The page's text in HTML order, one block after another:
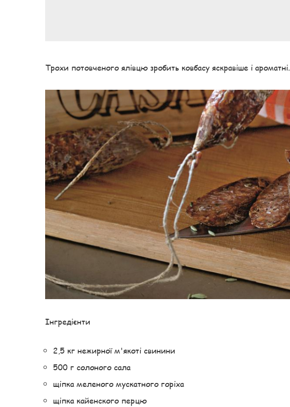
Трохи потовченого ялівцю зробить ковбасу яскравіше і ароматні.
Інгредієнти
2,5 кг нежирної м'якоті свинини
500 г солоного сала
щіпка меленого мускатного горіха
щіпка кайенского перцю